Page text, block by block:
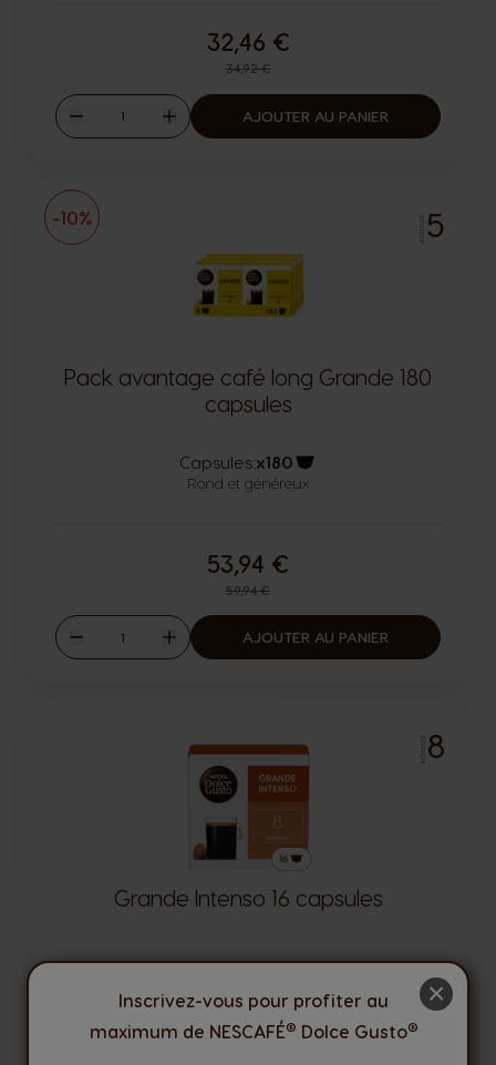
Prix normal
34,92 €
32,46 €
Diminuer
Quantité
Augmenter
AJOUTER AU PANIER
-10% INTENSITÉ5
Pack avantage café long Grande 180
capsules
Capsules:x180
Icône capsules
Rond et généreux
Prix normal
59,94 €
53,94 €
Diminuer
Quantité
Augmenter
AJOUTER AU PANIER
INTENSITÉ8
Grande Intenso 16 capsules
Icône capsules
Puissant et intense ×
Inscrivez-vous pour profiter au
maximum de NESCAFÉ® Dolce Gusto®